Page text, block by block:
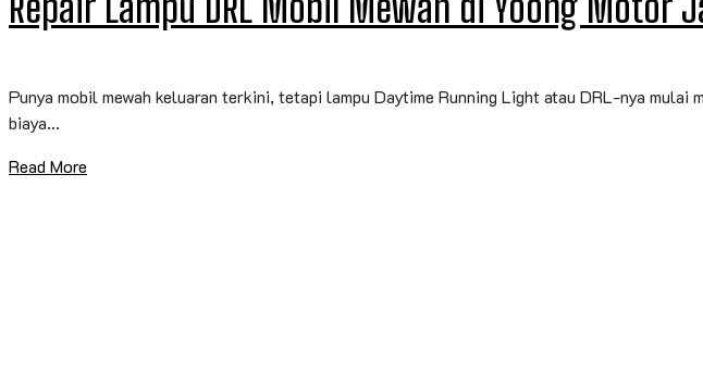
Punya mobil mewah keluaran terkini, tetapi lampu Daytime Running Light atau DRL-nya
biaya...
Read More